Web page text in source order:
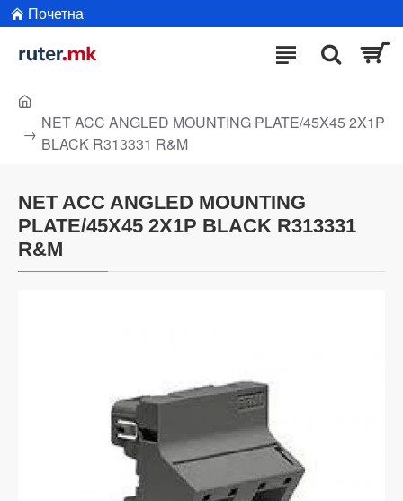
Почетна
NET ACC ANGLED MOUNTING PLATE/45X45 2X1P
BLACK R313331 R&M
NET ACC ANGLED MOUNTING
PLATE/45X45 2X1P BLACK R313331
R&M